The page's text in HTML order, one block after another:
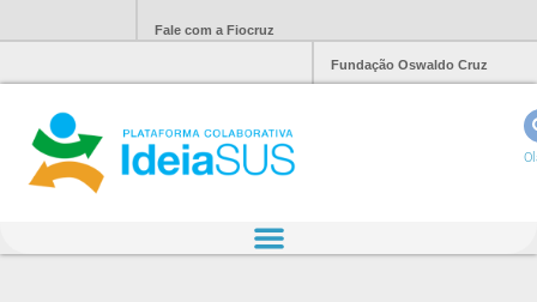
Fale com a Fiocruz
Fundação Oswaldo Cruz